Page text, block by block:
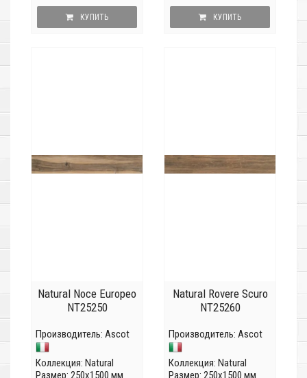
КУПИТЬ КУПИТЬ
Natural Noce Europeo
NT25250
Производитель: Ascot
Коллекция: Natural
Размер: 250x1500 мм
Natural Rovere Scuro
NT25260
Производитель: Ascot
Коллекция: Natural
Размер: 250x1500 мм